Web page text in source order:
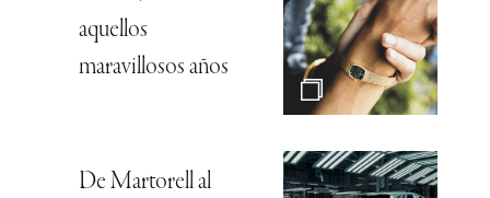
aquellos
maravillosos años
De Martorell al